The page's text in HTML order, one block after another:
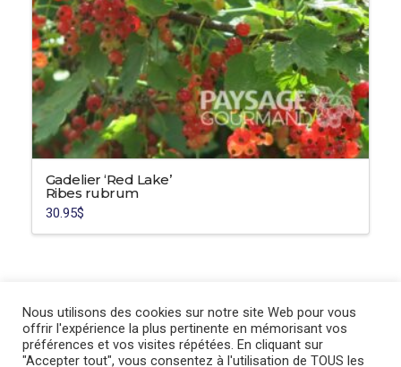
Gadelier ‘Red Lake’
Ribes rubrum
30.95$
variations.
Les
options
Nous utilisons des cookies sur notre site Web pour vous
offrir l'expérience la plus pertinente en mémorisant vos
préférences et vos visites répétées. En cliquant sur
"Accepter tout", vous consentez à l'utilisation de TOUS les